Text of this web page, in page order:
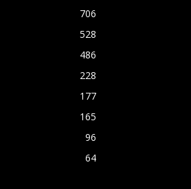
706
528
486
228
177
165
96
64